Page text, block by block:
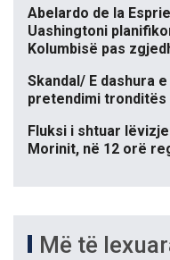
Abelardo de la
Uashingtoni
Kolumbisë pas
Skandal/ E dashura
pretendimi tronditës
Fluksi i shtuar
Morinit, në 12 orë
Më të